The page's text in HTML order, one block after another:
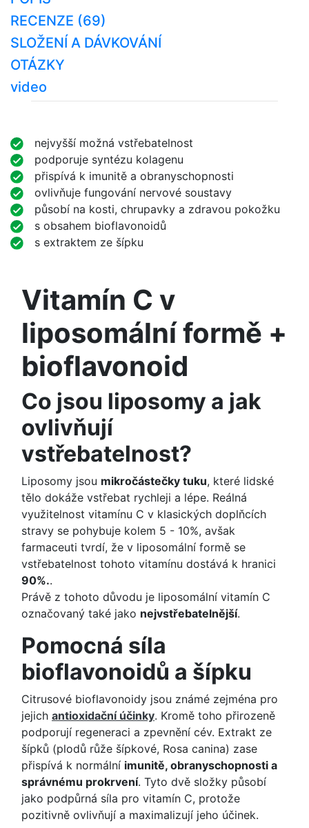
RECENZE (69)
SLOŽENÍ A DÁVKOVÁNÍ
OTÁZKY
video
nejvyšší možná vstřebatelnost
podporuje syntézu kolagenu
přispívá k imunitě a obranyschopnosti
ovlivňuje fungování nervové soustavy
působí na kosti, chrupavky a zdravou pokožku
s obsahem bioflavonoidů
s extraktem ze šípku
Vitamín C v
liposomální formě +
bioflavonoid
Co jsou liposomy a jak
ovlivňují
vstřebatelnost?
Liposomy jsou mikročástečky tuku, které lidské
tělo dokáže vstřebat rychleji a lépe. Reálná
využitelnost vitamínu C v klasických doplňcích
stravy se pohybuje kolem 5 - 10%, avšak
farmaceuti tvrdí, že v liposomální formě se
vstřebatelnost tohoto vitamínu dostává k hranici
90%..
Právě z tohoto důvodu je liposomální vitamín C
označovaný také jako nejvstřebatelnější.
Pomocná síla
bioflavonoidů a šípku
Citrusové bioflavonoidy jsou známé zejména pro
jejich antioxidační účinky. Kromě toho přirozeně
podporují regeneraci a zpevnění cév. Extrakt ze
šípků (plodů růže šípkové, Rosa canina) zase
přispívá k normální imunitě, obranyschopnosti a
správnému prokrvení. Tyto dvě složky působí
jako podpůrná síla pro vitamín C, protože
pozitivně ovlivňují a maximalizují jeho účinek.